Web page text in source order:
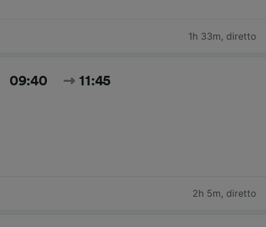
1h 33m, diretto
09:40 11:45
2h 5m, diretto